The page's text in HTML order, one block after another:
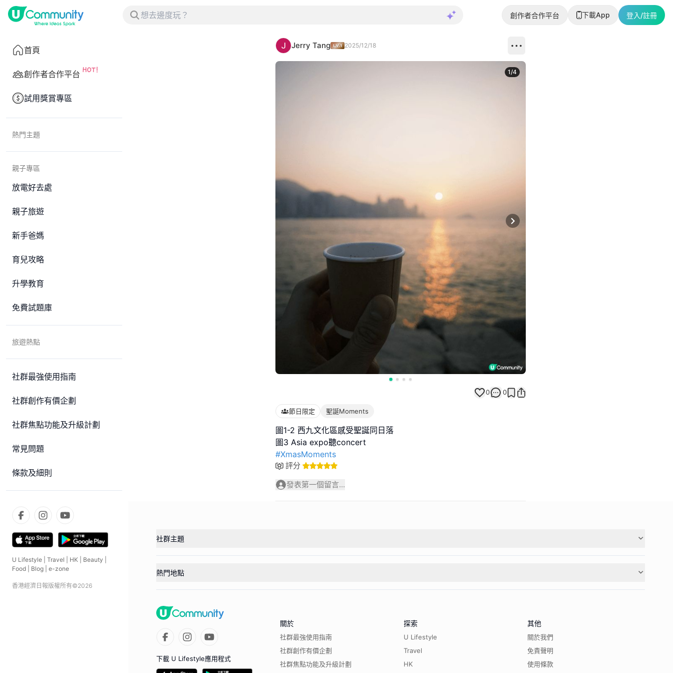
創作者合作平台 下載App 登入/註冊
首頁
創作者合作平台
試用獎賞專區
熱門主題
親子專區
放電好去處
親子旅遊
新手爸媽
育兒攻略
升學教育
免費試題庫
旅遊熱點
社群最強使用指南
社群創作有價企劃
社群焦點功能及升級計劃
常見問題
條款及細則
U Lifestyle Travel HK Beauty
Food
Blog e-zone
香港經濟日報版權所有©2026
Jerry Tang 2025/12/18
Next slide
1/4
0 0
節日限定 聖誕Moments
圖1-2 西九文化區感受聖誕同日落
#XmasMoments
評分
發表第一個留言...
社群主題
熱門地點
下載 U Lifestyle應用程式
關於
社群最強使用指南
社群創作有價企劃
社群焦點功能及升級計劃
探索
U Lifestyle
Travel
HK
其他
關於我們
免責聲明
使用條款